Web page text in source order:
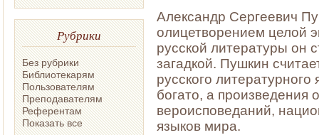
Рубрики
Без рубрики
Библиотекарям
Пользователям
Преподавателям
Референтам
Показать все
Александр Сергеевич
олицетворением целой
русской литературы он
загадкой. Пушкин
русского
богато, а произведения
вероисповеданий,
языков мира.